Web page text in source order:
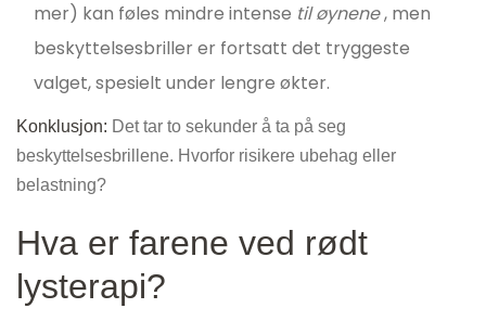
mer) kan føles mindre intense til øynene, men
beskyttelsesbriller er fortsatt det tryggeste
valget, spesielt under lengre økter.
Konklusjon: Det tar to sekunder å ta på seg
beskyttelsesbrillene. Hvorfor risikere ubehag eller
belastning?
Hva er farene ved rødt
lysterapi?